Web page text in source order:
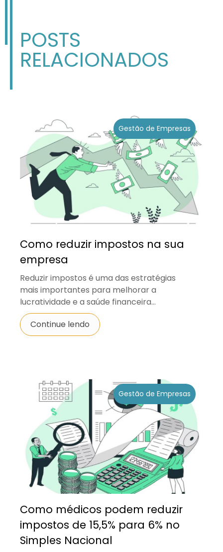
POSTS
RELACIONADOS
Gestão de Empresas
Como reduzir impostos na sua
empresa
Reduzir impostos é uma das estratégias
mais importantes para melhorar a
lucratividade e a saúde financeira...
Continue lendo
Gestão de Empresas
Como médicos podem reduzir
impostos de 15,5% para 6% no
Simples Nacional